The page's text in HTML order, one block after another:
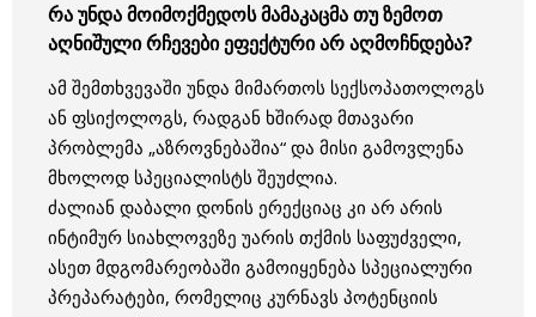
რა უნდა მოიმოქმედოს მამაკაცმა თუ ზემოთ
აღნიშული რჩევები ეფექტური არ აღმოჩნდება?
ამ შემთხვევაში უნდა მიმართოს სექსოპათოლოგს
ან ფსიქოლოგს, რადგან ხშირად მთავარი
პრობლემა „აზროვნებაშია“ და მისი გამოვლენა
მხოლოდ სპეციალისტს შეუძლია.
ძალიან დაბალი დონის ერექციაც კი არ არის
ინტიმურ სიახლოვეზე უარის თქმის საფუძველი,
ასეთ მდგომარეობაში გამოიყენება სპეციალური
პრეპარატები, რომელიც კურნავს პოტენციის